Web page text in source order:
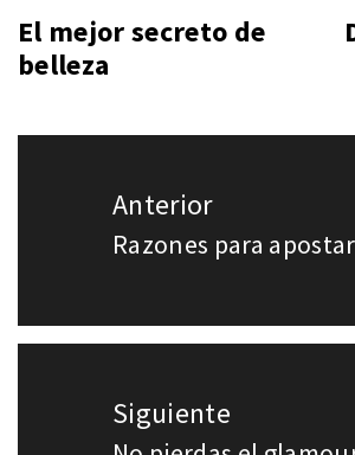
El mejor secreto de
belleza
entradas
Anterior
Entrada
Razones para
Siguiente